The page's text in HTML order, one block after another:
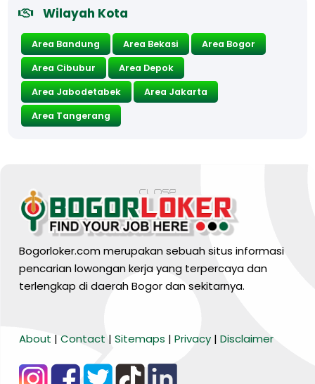
Wilayah Kota
Area Bandung Area Bekasi
Area Bogor
Area Cibubur
Area Depok
Area Jabodetabek
Area Jakarta
Area Tangerang
Bogorloker.com merupakan sebuah situs informasi
pencarian lowongan kerja yang terpercaya dan
terlengkap di daerah Bogor dan sekitarnya.
About | Contact | Sitemaps | Privacy | Disclaimer